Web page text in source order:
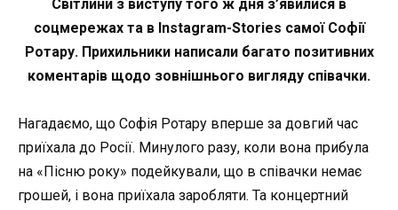
Світлини з виступу того ж дня з’явилися в
соцмережах та в Instagram-Stories самої Софії
Ротару. Прихильники написали багато позитивних
коментарів щодо зовнішнього вигляду співачки.
Нагадаємо, що Софія Ротару вперше за довгий час
приїхала до Росії. Минулого разу, коли вона прибула
на «Пісню року» подейкували, що в співачки немає
грошей, і вона приїхала заробляти. Та концертний